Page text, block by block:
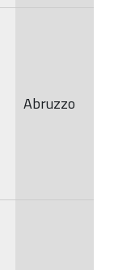
Abruzzo